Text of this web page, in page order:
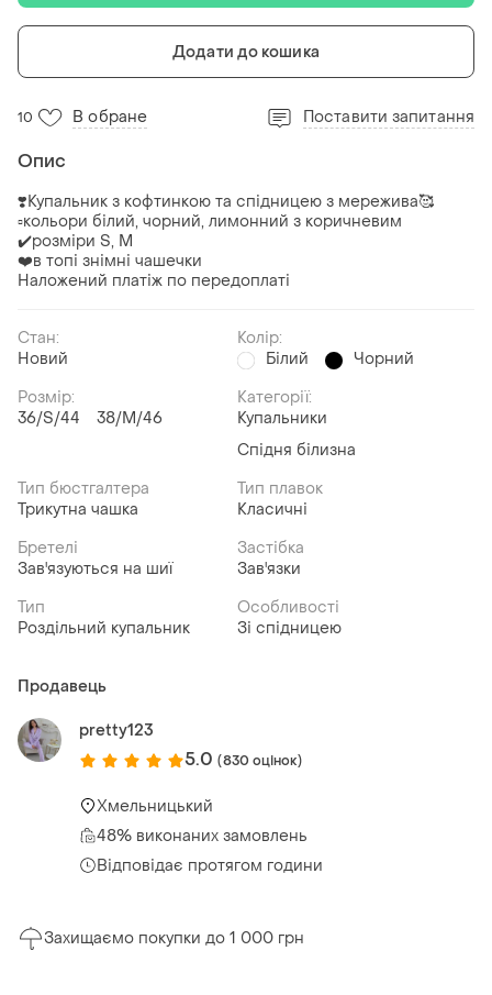
Додати до кошика
10 В обране Поставити запитання
Опис
❣️Купальник з кофтинкою та спідницею з мережива🥰
▫️кольори білий, чорний, лимонний з коричневим
✔️розміри S, M
❤️в топі знімні чашечки
Наложений платіж по передоплаті
Стан:
Новий
Колір:
Білий
Чорний
Розмір:
36/S/44
38/M/46
Категорії:
Купальники
Спідня білизна
Тип бюстгалтера
Трикутна чашка
Тип плавок
Класичні
Бретелі
Зав'язуються на шиї
Застібка
Зав'язки
Тип
Роздільний купальник
Особливості
Зі спідницею
Продавець
pretty123
5.0 (830 оцінок)
Хмельницький
48% виконаних замовлень
Відповідає протягом години
Захищаємо покупки до 1 000 грн